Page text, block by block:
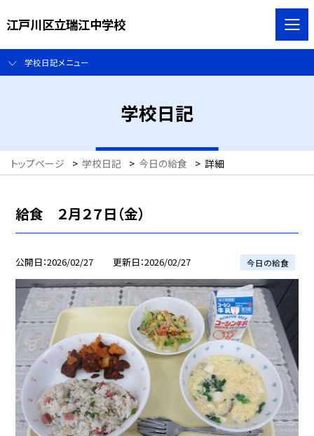
江戸川区立瑞江中学校
学校日記メニュー
学校日記
トップページ > 学校日記 > 今日の給食 > 詳細
給食 ２月２７日（金）
公開日 2026/02/27 更新日 2026/02/27 今日の給食